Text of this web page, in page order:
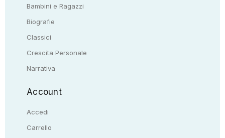
Bambini e Ragazzi
Biografie
Classici
Crescita Personale
Narrativa
Account
Accedi
Carrello